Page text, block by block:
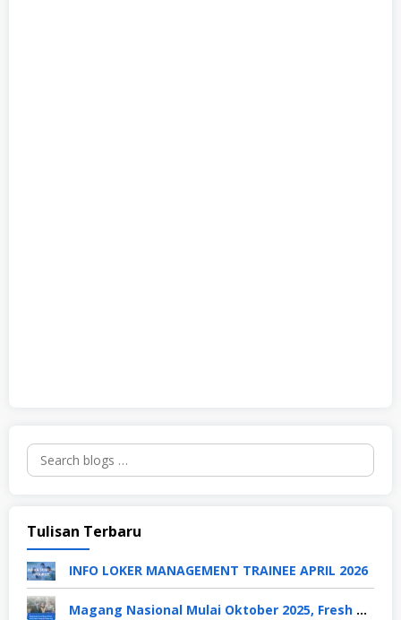
Search
for:
Tulisan Terbaru
INFO LOKER MANAGEMENT TRAINEE APRIL 2026
Magang Nasional Mulai Oktober 2025, Fresh Graduate Dapat Gaji UMP Selama 6 Bulan